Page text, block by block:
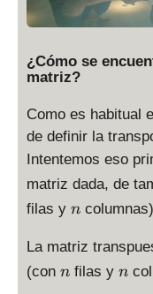
¿Cómo se
matriz?
Como es habitual
de definir la
Intentemos eso
matriz dada, de
filas y n
n
La matriz
(con n
n filas y n
n